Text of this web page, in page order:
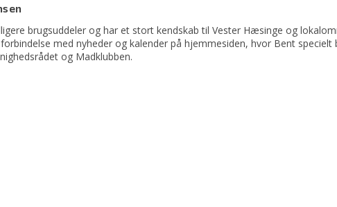
brugsuddeler og har et stort kendskab til Vester Hæsinge og
med nyheder og kalender på hjemmesiden, hvor Bent specielt
og Madklubben.